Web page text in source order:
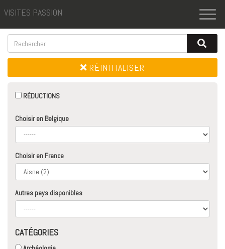
VISITES PASSION
RÉINITIALISER
RÉDUCTIONS
Choisir en Belgique
Choisir en France
Autres pays disponibles
CATÉGORIES